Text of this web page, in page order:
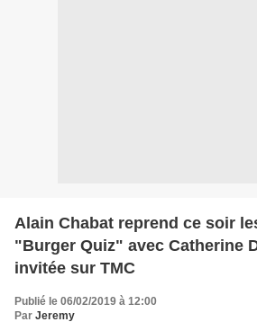
Alain Chabat reprend ce soir
"Burger Quiz" avec Catherine
invitée sur TMC
Publié le 06/02/2019 à 12:00
Par Jeremy